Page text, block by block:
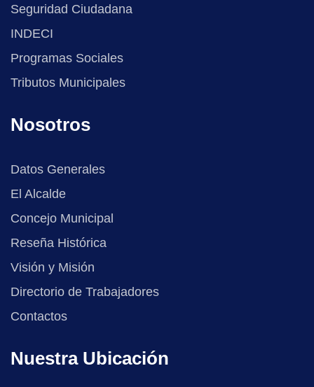
Seguridad Ciudadana
INDECI
Programas Sociales
Tributos Municipales
Nosotros
Datos Generales
El Alcalde
Concejo Municipal
Reseña Histórica
Visión y Misión
Directorio de Trabajadores
Contactos
Nuestra Ubicación